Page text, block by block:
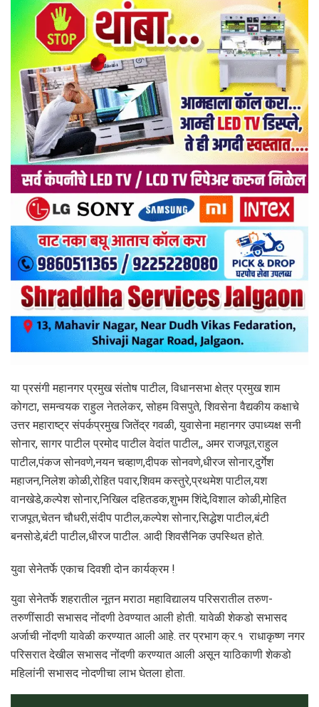
या प्रसंगी महानगर प्रमुख संतोष पाटील, विधानसभा क्षेत्र प्रमुख शाम
कोगटा, समन्वयक राहुल नेतलेकर, सोहम विसपुते, शिवसेना वैद्यकीय कक्षाचे
उत्तर महाराष्ट्र संपर्कप्रमुख जितेंद्र गवळी, युवासेना महानगर उपाध्यक्ष सनी
सोनार, सागर पाटील प्रमोद पाटील वेदांत पाटील,, अमर राजपूत,राहुल
पाटील,पंकज सोनवणे,नयन चव्हाण,दीपक सोनवणे,धीरज सोनार,दुर्गेश
महाजन,निलेश कोळी,रोहित पवार,शिवम कस्तुरे,प्रथमेश पाटील,यश
वानखेडे,कल्पेश सोनार,निखिल दहितडक,शुभम शिंदे,विशाल कोळी,मोहित
राजपूत,चेतन चौधरी,संदीप पाटील,कल्पेश सोनार,सिद्धेश पाटील,बंटी
बनसोडे,बंटी पाटील,धीरज पाटील. आदी शिवसैनिक उपस्थित होते.
युवा सेनेतर्फे एकाच दिवशी दोन कार्यक्रम !
युवा सेनेतर्फे शहरातील नूतन मराठा महाविद्यालय परिसरातील तरुण-
तरुणींसाठी सभासद नोंदणी ठेवण्यात आली होती. यावेळी शेकडो सभासद
अर्जाची नोंदणी यावेळी करण्यात आली आहे. तर प्रभाग क्र.१ राधाकृष्ण नगर
परिसरात देखील सभासद नोंदणी करण्यात आली असून याठिकाणी शेकडो
महिलांनी सभासद नोदणीचा लाभ घेतला होता.